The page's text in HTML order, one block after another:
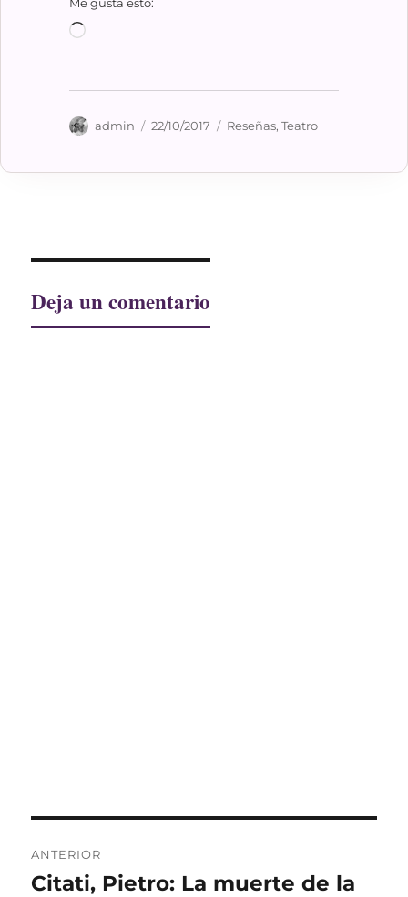
Me gusta esto:
Cargando...
Autor
admin
Publicado
22/10/2017 Categorías
Reseñas, Teatro
Deja un comentario
de
ANTERIOR
Entrada
Citati, Pietro: La muerte de la